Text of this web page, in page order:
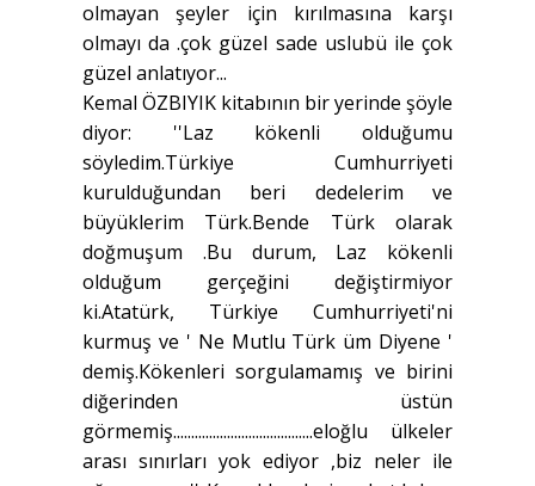
olmayan şeyler için kırılmasına karşı
olmayı da .çok güzel sade uslubü ile çok
güzel anlatıyor...
Kemal ÖZBIYIK kitabının bir yerinde şöyle
diyor: ''Laz kökenli olduğumu
söyledim.Türkiye Cumhurriyeti
kurulduğundan beri dedelerim ve
büyüklerim Türk.Bende Türk olarak
doğmuşum .Bu durum, Laz kökenli
olduğum gerçeğini değiştirmiyor
ki.Atatürk, Türkiye Cumhurriyeti'ni
kurmuş ve ' Ne Mutlu Türk üm Diyene '
demiş.Kökenleri sorgulamamış ve birini
diğerinden üstün
görmemiş.......................................eloğlu ülkeler
arası sınırları yok ediyor ,biz neler ile